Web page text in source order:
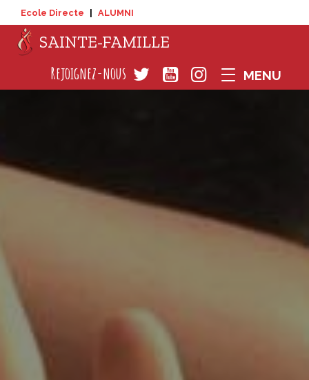
Ecole Directe | ALUMNI
SAINTE-FAMILLE